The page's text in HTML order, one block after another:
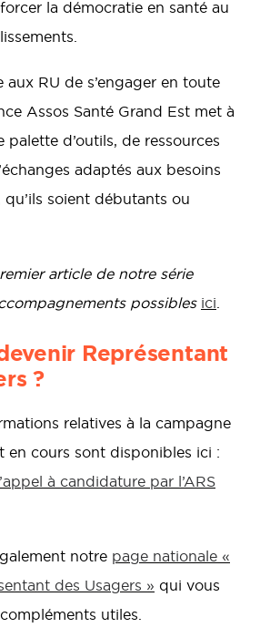
la démocratie en santé au
aux RU de s’engager en toute
Assos Santé Grand Est met à
palette d’outils, de ressources
adaptés aux besoins
qu’ils soient débutants ou
article de notre série
possibles ici
Représentant
?
relatives à la campagne
en cours sont disponibles ici :
à candidature par l’ARS
notre page nationale «
des Usagers » qui vous
utiles.